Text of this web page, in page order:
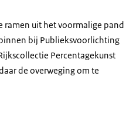
ramen uit het voormalige pand
bij Publieksvoorlichting
Percentagekunst
de overweging om te